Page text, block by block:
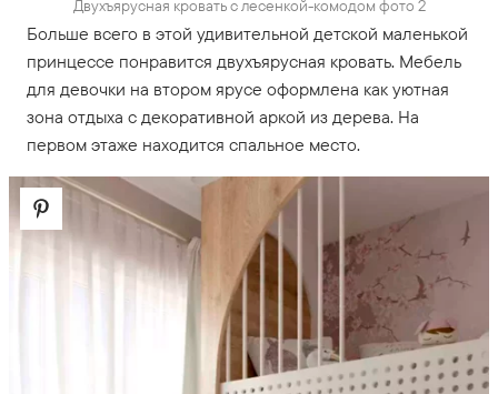
Двухъярусная кровать с лесенкой-комодом фото 2
Больше всего в этой удивительной детской маленькой
принцессе понравится двухъярусная кровать. Мебель
для девочки на втором ярусе оформлена как уютная
зона отдыха с декоративной аркой из дерева. На
первом этаже находится спальное место.